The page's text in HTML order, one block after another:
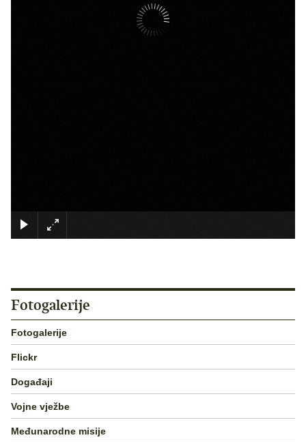
Fotogalerije
Fotogalerije
Flickr
Događaji
Vojne vježbe
Međunarodne misije